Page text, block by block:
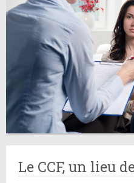
Le CCF, un lieu